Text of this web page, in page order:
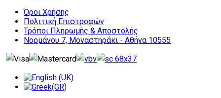
Όροι Χρήσης
Πολιτική Επιστροφών
Τρόποι Πληρωμής & Αποστολής
Νορμάνου 7, Μοναστηράκι - Αθήνα 10555